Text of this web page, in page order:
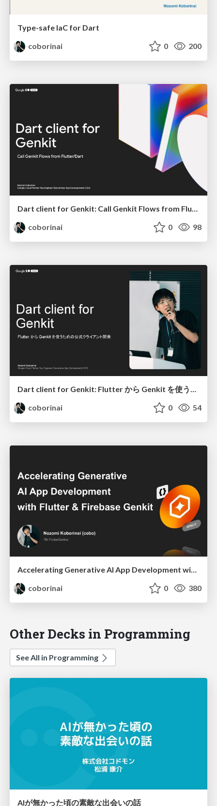
Type-safe IaC for Dart
coborinai
0 200
coborinai
0 98
Dart client for Genkit: Flutter から Genkit を使うための公式クライアント開発
coborinai
0 54
Accelerating Generative AI App Development with Flutter & Firebase Genkit
coborinai
0 380
Other Decks in Programming
See All in Programming
AIが無かった頃の素敵な出会いの話